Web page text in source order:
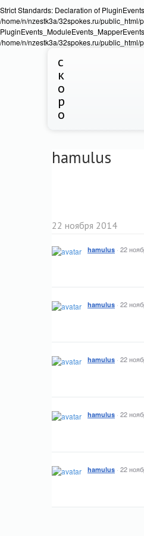
Strict Standards: Declaration of
/home/n/nzestk3a/32spokes.ru/
/home/n/nzestk3a/32spokes.ru/
с
к
о
р
о
hamulus
22 ноября 2014
hamulus · 22
hamulus · 22
hamulus · 22
hamulus · 22
hamulus · 22